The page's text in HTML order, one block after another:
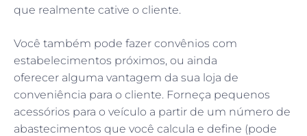
que realmente cative o cliente.
Você também pode fazer convênios com
estabelecimentos próximos, ou ainda
oferecer alguma vantagem da sua loja de
conveniência para o cliente. Forneça pequenos
acessórios para o veículo a partir de um número de
abastecimentos que você calcula e define (pode